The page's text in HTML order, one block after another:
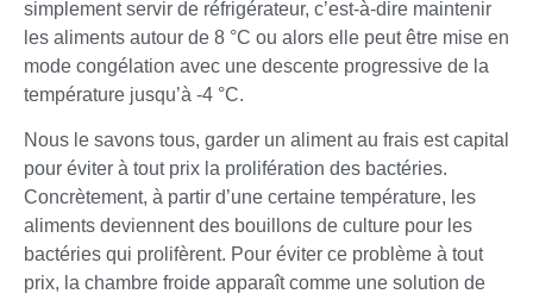
simplement servir de réfrigérateur, c’est-à-dire maintenir
les aliments autour de 8 °C ou alors elle peut être mise en
mode congélation avec une descente progressive de la
température jusqu’à -4 °C.
Nous le savons tous, garder un aliment au frais est capital
pour éviter à tout prix la prolifération des bactéries.
Concrètement, à partir d’une certaine température, les
aliments deviennent des bouillons de culture pour les
bactéries qui prolifèrent. Pour éviter ce problème à tout
prix, la chambre froide apparaît comme une solution de